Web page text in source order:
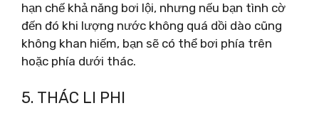
hạn chế khả năng bơi lội, nhưng nếu bạn tình cờ
đến đó khi lượng nước không quá dồi dào cũng
không khan hiếm, bạn sẽ có thể bơi phía trên
hoặc phía dưới thác.
5. THÁC LI PHI